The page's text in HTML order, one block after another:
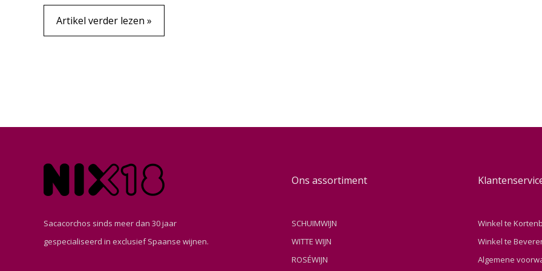
Artikel verder lezen »
Sacacorchos sinds meer dan 30 jaar
gespecialiseerd in exclusief Spaanse wijnen.
Ons assortiment
SCHUIMWIJN
WITTE WIJN
ROSÉWIJN
Winkel te
Winkel te
Algemene